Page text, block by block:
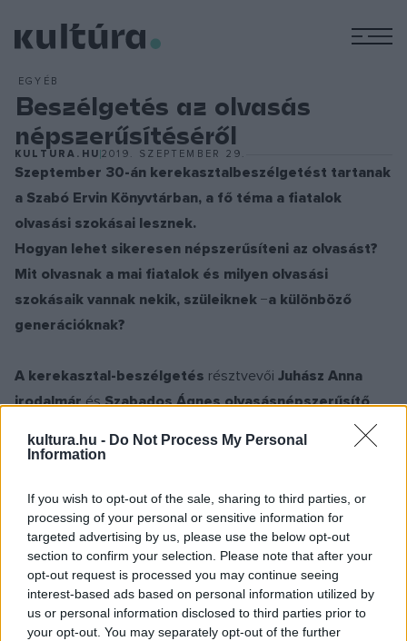
kultura.hu - Do Not Process My Personal
Information
If you wish to opt-out of the sale, sharing to third parties, or
processing of your personal or sensitive information for
targeted advertising by us, please use the below opt-out
section to confirm your selection. Please note that after your
opt-out request is processed you may continue seeing
interest-based ads based on personal information utilized by
us or personal information disclosed to third parties prior to
your opt-out. You may separately opt-out of the further
EGYÉB
Beszélgetés az olvasás
népszerűsítéséről
KULTURA.HU 2019. SZEPTEMBER 29.
Szeptember 30-án kerekasztalbeszélgetést tartanak
a Szabó Ervin Könyvtárban, a fő téma a fiatalok
olvasási szokásai lesznek.
Hogyan lehet sikeresen népszerűsíteni az olvasást?
Mit olvasnak a mai fiatalok és milyen olvasási
szokásaik vannak nekik, szüleiknek −a különböző
generációknak?
A kerekasztal-beszélgetés résztvevői Juhász Anna
irodalmárésSzabados Ágnes olvasásnépszerűsítő
kihívás alapítója, akik saját
gondolataikat és véleményüket osztják meg az olvasásról,
beszélgetésben rész vesz Farkas FerencAz én
könyvtáramkiemelt projekt szakmai vezetője
is, aki a
könyvtár-szakmai oldalról tudja a saját tapasztalatait és a
projekt ideje alatt készült felmérések, fejlesztések
eredményeit megosztani beszélgetőtársaival, a sajtó
képviselőivel és az érdeklődőkkel.